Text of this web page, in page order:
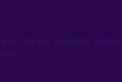
E. Dunant, Ensanche